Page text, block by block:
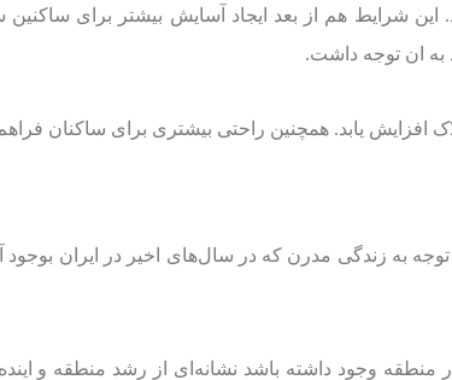
این شرایط هم از بعد ایجاد آسایش بیشتر برای
به ان توجه داشت.
یابد. همچنین راحتی بیشتری برای ساکنان
به زندگی مدرن که در سال‌های اخیر در ایران بوجود
منطقه وجود داشته باشد نشانه‌ای از رشد منطقه و